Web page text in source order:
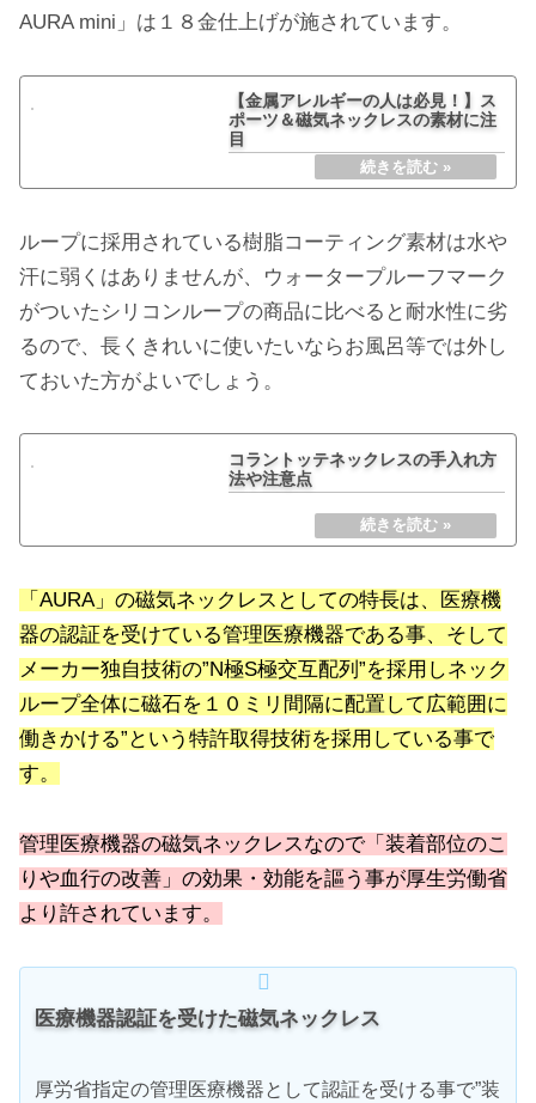
AURA mini」は１８金仕上げが施されています。
【金属アレルギーの人は必見！】ス
ポーツ＆磁気ネックレスの素材に注
目
ループに採用されている樹脂コーティング素材は水や
汗に弱くはありませんが、ウォータープルーフマーク
がついたシリコンループの商品に比べると耐水性に劣
るので、長くきれいに使いたいならお風呂等では外し
ておいた方がよいでしょう。
コラントッテネックレスの手入れ方
法や注意点
「AURA」の磁気ネックレスとしての特長は、医療機
器の認証を受けている管理医療機器である事、そして
メーカー独自技術の”N極S極交互配列”を採用しネック
ループ全体に磁石を１０ミリ間隔に配置して広範囲に
働きかける”という特許取得技術を採用している事で
す。
管理医療機器の磁気ネックレスなので「装着部位のこ
りや血行の改善」の効果・効能を謳う事が厚生労働省
より許されています。
医療機器認証を受けた磁気ネックレス
厚労省指定の管理医療機器として認証を受ける事で”装